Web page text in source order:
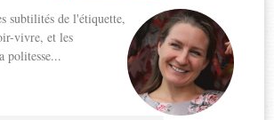
subtilités de l'étiquette,
vivre, et les
politesse...